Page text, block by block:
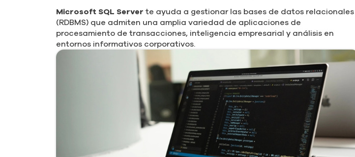
Microsoft SQL Server te ayuda a gestionar las bases de datos relacionales
(RDBMS) que admiten una amplia variedad de aplicaciones de
procesamiento de transacciones, inteligencia empresarial y análisis en
entornos informativos corporativos.